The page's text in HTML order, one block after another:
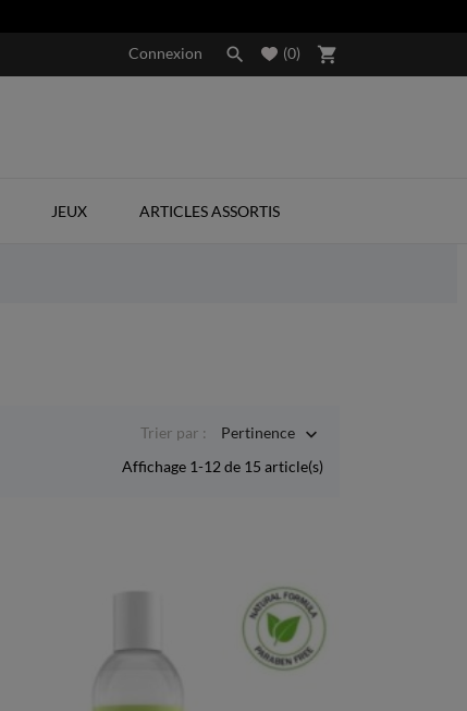
Connexion  (0) shopping_cart
JEUX ARTICLES ASSORTIS
Trier par : Pertinence 
Affichage 1-12 de 15 article(s)